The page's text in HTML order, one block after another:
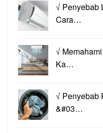
√ Penyebab
Cara…
√
Ka…
√ Penyebab
&#03…